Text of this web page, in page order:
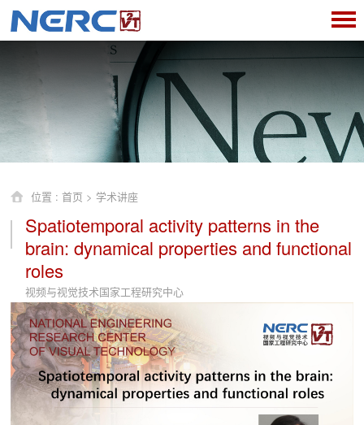
位置 :首页 > 学术讲座
Spatiotemporal activity patterns in the
brain: dynamical properties and functional
roles
视频与视觉技术国家工程研究中心